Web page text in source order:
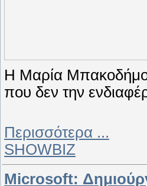
Η Μαρία
που δεν την
Περισσότερα ...
SHOWBIZ
Microsoft: